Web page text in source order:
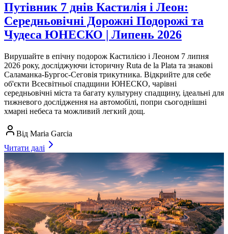
Путівник 7 днів Кастилія і Леон:
Середньовічні Дорожні Подорожі та
Чудеса ЮНЕСКО | Липень 2026
Вирушайте в епічну подорож Кастилією і Леоном 7 липня
2026 року, досліджуючи історичну Ruta de la Plata та знакові
Саламанка-Бургос-Сеговія трикутника. Відкрийте для себе
об'єкти Всесвітньої спадщини ЮНЕСКО, чарівні
середньовічні міста та багату культурну спадщину, ідеальні для
тижневого дослідження на автомобілі, попри сьогоднішні
хмарні небеса та можливий легкий дощ.
Від Maria Garcia
Читати далі